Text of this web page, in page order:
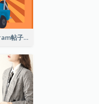
复古卡路演的Instagram帖子